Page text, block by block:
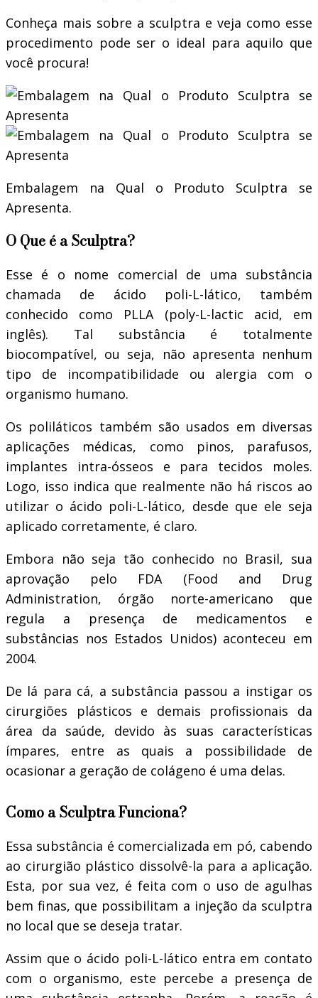
Conheça mais sobre a sculptra e veja como esse
procedimento pode ser o ideal para aquilo que
você procura!
Embalagem na Qual o Produto Sculptra se
Apresenta.
O Que é a Sculptra?
Esse é o nome comercial de uma substância
chamada de ácido poli-L-lático, também
conhecido como PLLA (poly-L-lactic acid, em
inglês). Tal substância é totalmente
biocompatível, ou seja, não apresenta nenhum
tipo de incompatibilidade ou alergia com o
organismo humano.
Os poliláticos também são usados em diversas
aplicações médicas, como pinos, parafusos,
implantes intra-ósseos e para tecidos moles.
Logo, isso indica que realmente não há riscos ao
utilizar o ácido poli-L-lático, desde que ele seja
aplicado corretamente, é claro.
Embora não seja tão conhecido no Brasil, sua
aprovação pelo FDA (Food and Drug
Administration, órgão norte-americano que
regula a presença de medicamentos e
substâncias nos Estados Unidos) aconteceu em
2004.
De lá para cá, a substância passou a instigar os
cirurgiões plásticos e demais profissionais da
área da saúde, devido às suas características
ímpares, entre as quais a possibilidade de
ocasionar a geração de colágeno é uma delas.
Como a Sculptra Funciona?
Essa substância é comercializada em pó, cabendo
ao cirurgião plástico dissolvê-la para a aplicação.
Esta, por sua vez, é feita com o uso de agulhas
bem finas, que possibilitam a injeção da sculptra
no local que se deseja tratar.
Assim que o ácido poli-L-lático entra em contato
com o organismo, este percebe a presença de